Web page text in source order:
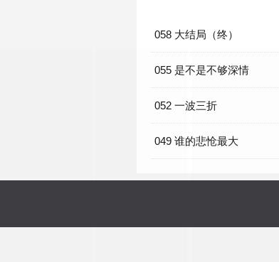
058 大结局（终）
055 是不是不够深情
052 一波三折
049 谁的悲怆最大